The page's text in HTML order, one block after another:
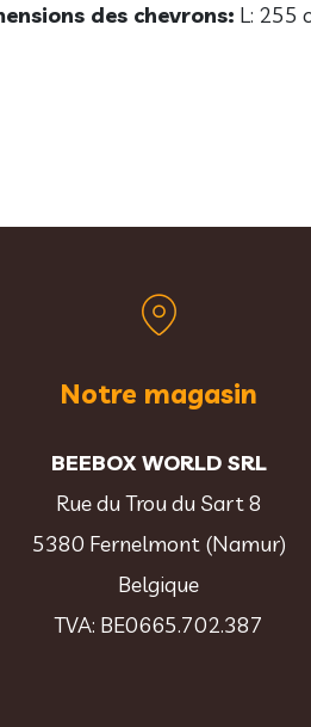
des chevrons: L: 255
Notre magasin
BEEBOX WORLD SRL
Rue du Trou du Sart 8
5380 Fernelmont (Namur)
Belgique
TVA: BE0665.702.387